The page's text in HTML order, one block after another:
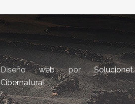
Diseño web por
Cibernatural